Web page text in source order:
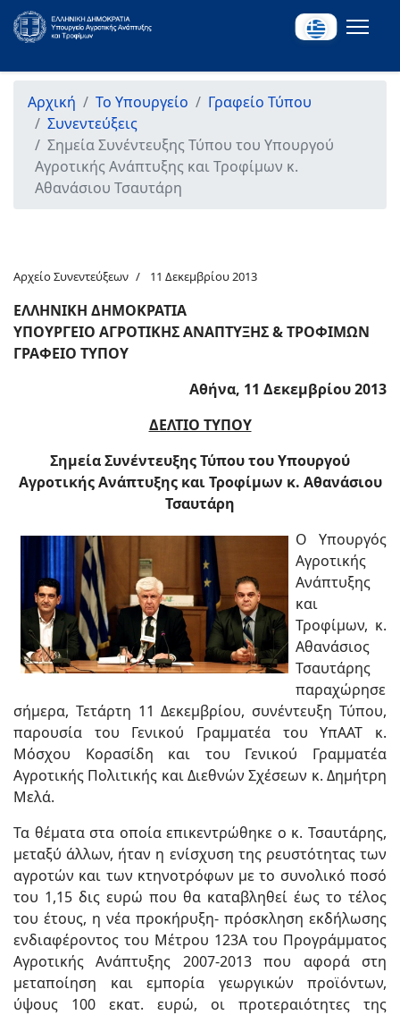
Αρχική Το Υπουργείο
Γραφείο Τύπου
Συνεντεύξεις
Σημεία Συνέντευξης Τύπου του Υπουργού
Αγροτικής Ανάπτυξης και Τροφίμων κ.
Αθανάσιου Τσαυτάρη
Αρχείο Συνεντεύξεων 11 Δεκεμβρίου 2013
ΕΛΛΗΝΙΚΗ ΔΗΜΟΚΡΑΤΙΑ
ΥΠΟΥΡΓΕΙΟ ΑΓΡΟΤΙΚΗΣ ΑΝΑΠΤΥΞΗΣ & ΤΡΟΦΙΜΩΝ
ΓΡΑΦΕΙΟ ΤΥΠΟΥ
Αθήνα, 11 Δεκεμβρίου 2013
ΔΕΛΤΙΟ ΤΥΠΟΥ
Σημεία Συνέντευξης Τύπου του Υπουργού
Αγροτικής Ανάπτυξης και Τροφίμων κ. Αθανάσιου
Τσαυτάρη
Ο Υπουργός
Αγροτικής
Ανάπτυξης
και
Τροφίμων, κ.
Αθανάσιος
Τσαυτάρης
παραχώρησε
σήμερα, Τετάρτη 11 Δεκεμβρίου, συνέντευξη Τύπου,
παρουσία του Γενικού Γραμματέα του ΥπΑΑΤ κ.
Μόσχου Κορασίδη και του Γενικού Γραμματέα
Αγροτικής Πολιτικής και Διεθνών Σχέσεων κ. Δημήτρη
Μελά.
Τα θέματα στα οποία επικεντρώθηκε ο κ. Τσαυτάρης,
μεταξύ άλλων, ήταν η ενίσχυση της ρευστότητας των
αγροτών και των κτηνοτρόφων με το συνολικό ποσό
του 1,15 δις ευρώ που θα καταβληθεί έως το τέλος
του έτους, η νέα προκήρυξη- πρόσκληση εκδήλωσης
ενδιαφέροντος του Μέτρου 123Α του Προγράμματος
Αγροτικής Ανάπτυξης 2007-2013 που αφορά στη
μεταποίηση και εμπορία γεωργικών προϊόντων,
ύψους 100 εκατ. ευρώ, οι προτεραιότητες της